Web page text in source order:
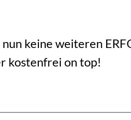
nun keine weiteren
kostenfrei on top!